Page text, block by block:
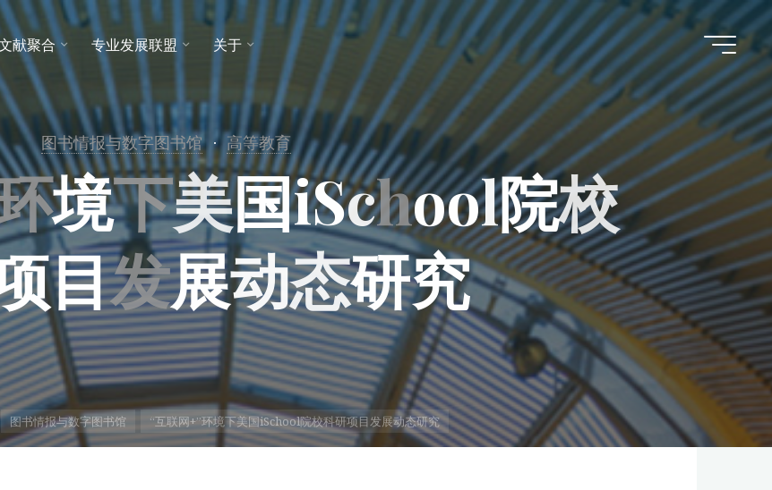
献聚合 专业发展联盟 关于
图书情报与数字图书馆 高等教育
境下美国iSchool院校
目发展动态研究
图书情报与数字图书馆 “互联网+”环境下美国iSchool院校科研项目发展动态研究